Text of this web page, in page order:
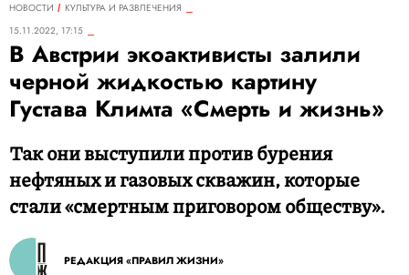
НОВОСТИ
КУЛЬТУРА И РАЗВЛЕЧЕНИЯ
15.11.2022, 17:15
В Австрии экоактивисты залили
черной жидкостью картину
Густава Климта «Смерть и жизнь»
Так они выступили против бурения
нефтяных и газовых скважин, которые
стали «смертным приговором обществу».
РЕДАКЦИЯ «ПРАВИЛ ЖИЗНИ»